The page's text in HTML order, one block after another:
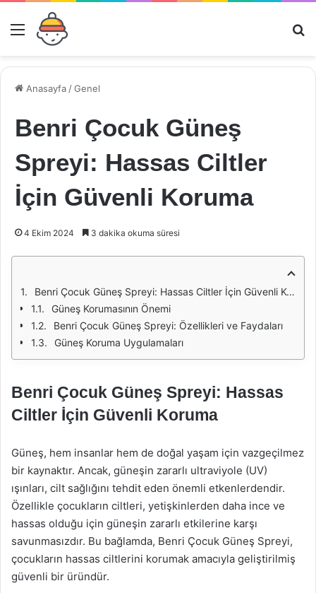
Menü
Anasayfa /Genel
Benri Çocuk Güneş
Spreyi: Hassas Ciltler
İçin Güvenli Koruma
4 Ekim 2024 3 dakika okuma süresi
Benri Çocuk Güneş Spreyi: Hassas Ciltler İçin Güvenli Koruma
Güneş Korumasının Önemi
Benri Çocuk Güneş Spreyi: Özellikleri ve Faydaları
Güneş Koruma Uygulamaları
Benri Çocuk Güneş Spreyi: Hassas
Ciltler İçin Güvenli Koruma
Güneş, hem insanlar hem de doğal yaşam için vazgeçilmez
bir kaynaktır. Ancak, güneşin zararlı ultraviyole (UV)
ışınları, cilt sağlığını tehdit eden önemli etkenlerdendir.
Özellikle çocukların ciltleri, yetişkinlerden daha ince ve
hassas olduğu için güneşin zararlı etkilerine karşı
savunmasızdır. Bu bağlamda, Benri Çocuk Güneş Spreyi,
çocukların hassas ciltlerini korumak amacıyla geliştirilmiş
güvenli bir üründür.